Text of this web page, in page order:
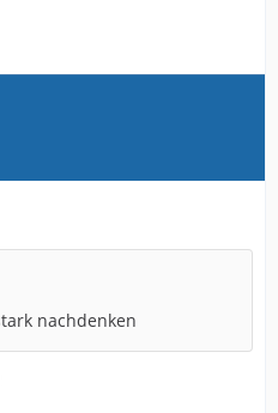
nachdenken